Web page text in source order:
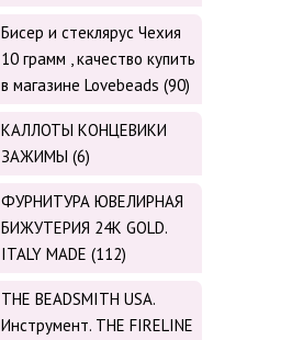
Бисер и стеклярус Чехия
10 грамм , качество купить
в магазине Lovebeads (90)
КАЛЛОТЫ КОНЦЕВИКИ
ЗАЖИМЫ (6)
ФУРНИТУРА ЮВЕЛИРНАЯ
БИЖУТЕРИЯ 24К GOLD.
ITALY MADE (112)
THE BEADSMITH USA.
Инструмент. THE FIRELINE